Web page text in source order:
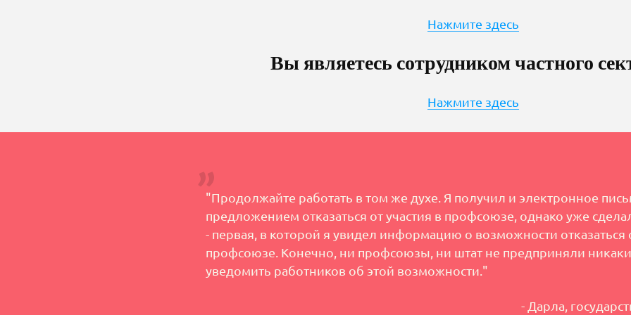
Нажмите здесь
Вы являетесь сотрудником частного
Нажмите здесь
"Продолжайте работать в том же духе. Я получил и электронное
предложением отказаться от участия в профсоюзе, однако уже
- первая, в которой я увидел информацию о возможности отказаться
профсоюзе. Конечно, ни профсоюзы, ни штат не предприняли
уведомить работников об этой возможности."
- Дарла,